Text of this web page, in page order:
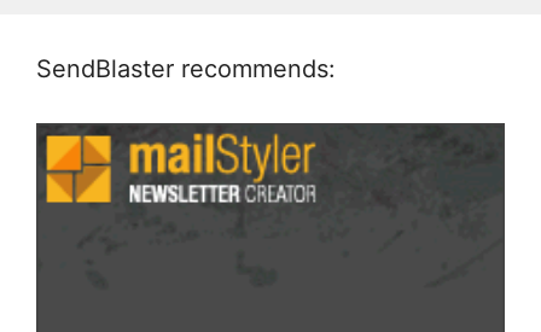
SendBlaster recommends: